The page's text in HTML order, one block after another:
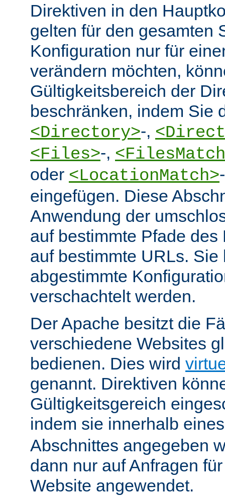
Direktiven in den
gelten für den gesamten
Konfiguration nur für
verändern möchten,
Gültigkeitsbereich der
beschränken, indem Sie
<Directory>-,
<Files>-,
oder <LocationMatch>
eingefügen. Diese
Anwendung der
auf bestimmte Pfade
auf bestimmte URLs.
abgestimmte
verschachtelt werden.
Der Apache besitzt die
verschiedene Websites
bedienen. Dies wird
genannt. Direktiven
Gültigkeitsgereich
indem sie innerhalb
Abschnittes angegeben
dann nur auf Anfragen
Website angewendet.